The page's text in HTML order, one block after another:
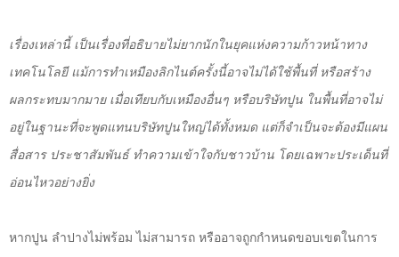
เรื่องเหล่านี้ เป็นเรื่องที่อธิบายไม่ยากนักในยุคแห่งความก้าวหน้าทาง
เทคโนโลยี แม้การทำเหมืองลิกไนต์ครั้งนี้อาจไม่ได้ใช้พื้นที่ หรือสร้าง
ผลกระทบมากมาย เมื่อเทียบกับเหมืองอื่นๆ หรือบริษัทปูน ในพื้นที่อาจไม่
อยู่ในฐานะที่จะพูดแทนบริษัทปูนใหญ่ได้ทั้งหมด แต่ก็จำเป็นจะต้องมีแผน
สื่อสาร ประชาสัมพันธ์ ทำความเข้าใจกับชาวบ้าน โดยเฉพาะประเด็นที่
อ่อนไหวอย่างยิ่ง
หากปูน ลำปางไม่พร้อม ไม่สามารถ หรืออาจถูกกำหนดขอบเขตในการ